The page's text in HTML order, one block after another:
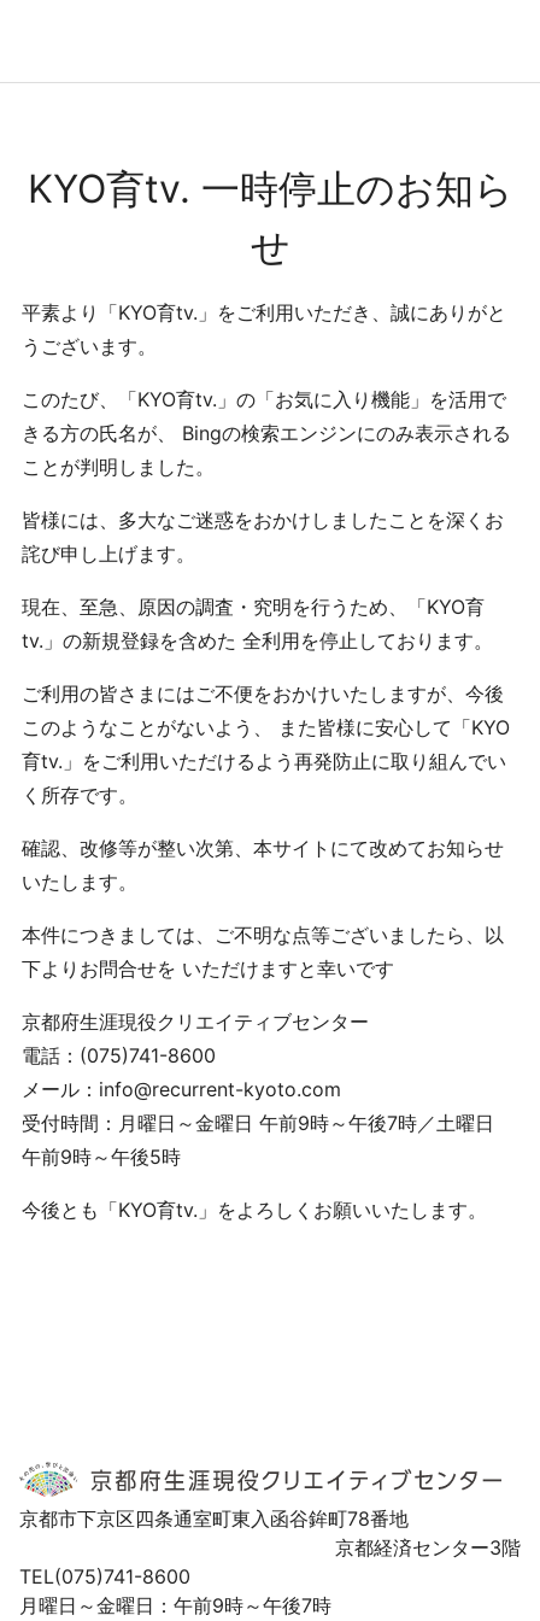
コンテンツへ
ホーム
KYO育tv. 一時停止のお知ら
せ
平素より「KYO育tv.」をご利用いただき、誠にありがと
うございます。
このたび、「KYO育tv.」の「お気に入り機能」を活用で
きる方の氏名が、 Bingの検索エンジンにのみ表示される
ことが判明しました。
皆様には、多大なご迷惑をおかけしましたことを深くお
詫び申し上げます。
現在、至急、原因の調査・究明を行うため、「KYO育
tv.」の新規登録を含めた 全利用を停止しております。
ご利用の皆さまにはご不便をおかけいたしますが、今後
このようなことがないよう、 また皆様に安心して「KYO
育tv.」をご利用いただけるよう再発防止に取り組んでい
く所存です。
確認、改修等が整い次第、本サイトにて改めてお知らせ
いたします。
本件につきましては、ご不明な点等ございましたら、以
下よりお問合せを いただけますと幸いです
京都府生涯現役クリエイティブセンター
電話：(075)741-8600
メール：info@recurrent-kyoto.com
受付時間：月曜日～金曜日 午前9時～午後7時／土曜日
午前9時～午後5時
今後とも「KYO育tv.」をよろしくお願いいたします。
京都市下京区四条通室町東入函谷鉾町78番地
京都経済センター3階
TEL(075)741-8600
月曜日～金曜日：午前9時～午後7時